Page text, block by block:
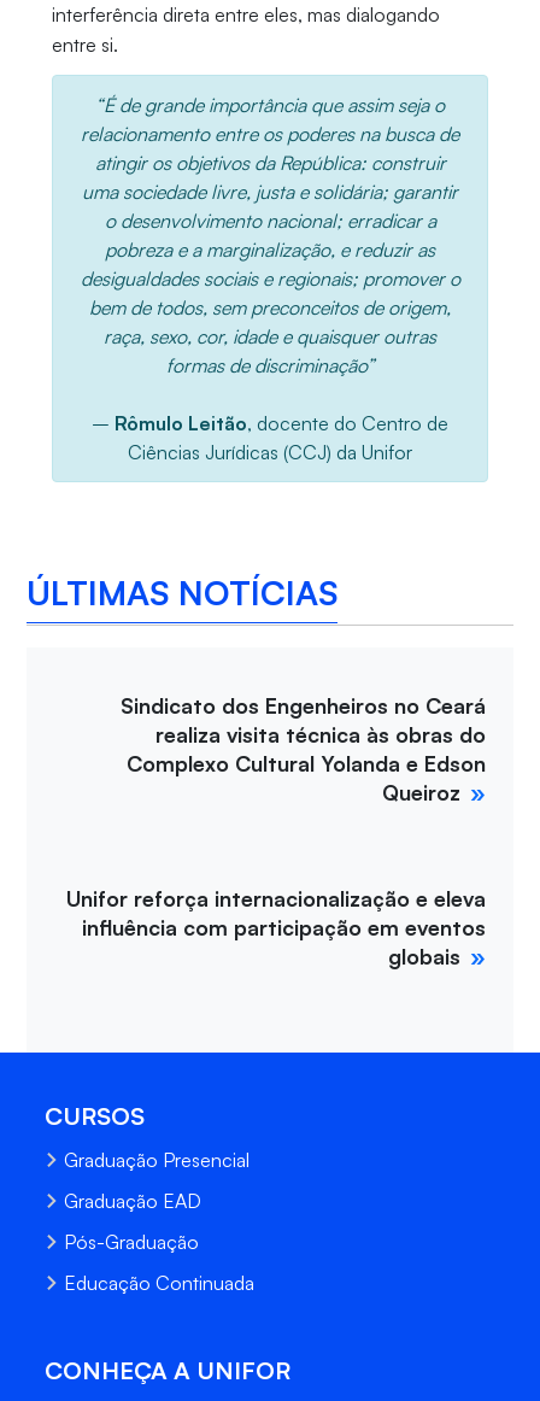
interferência direta entre eles, mas dialogando
entre si.
“É de grande importância que assim seja o
relacionamento entre os poderes na busca de
atingir os objetivos da República: construir
uma sociedade livre, justa e solidária; garantir
o desenvolvimento nacional; erradicar a
pobreza e a marginalização, e reduzir as
desigualdades sociais e regionais; promover o
bem de todos, sem preconceitos de origem,
raça, sexo, cor, idade e quaisquer outras
formas de discriminação”
– Rômulo Leitão, docente do Centro de
Ciências Jurídicas (CCJ) da Unifor
ÚLTIMAS NOTÍCIAS
Sindicato dos Engenheiros no Ceará
realiza visita técnica às obras do
Complexo Cultural Yolanda e Edson
Queiroz
Unifor reforça internacionalização e eleva
influência com participação em eventos
globais
CURSOS
Graduação Presencial
Graduação EAD
Pós-Graduação
Educação Continuada
CONHEÇA A UNIFOR